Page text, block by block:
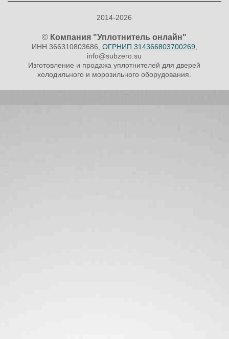
2014-2026
© Компания "Уплотнитель онлайн"
ИНН 366310803686, ОГРНИП 314366803700269
info@subzero.su
Изготовление и продажа уплотнителей для дверей
холодильного и морозильного оборудования.